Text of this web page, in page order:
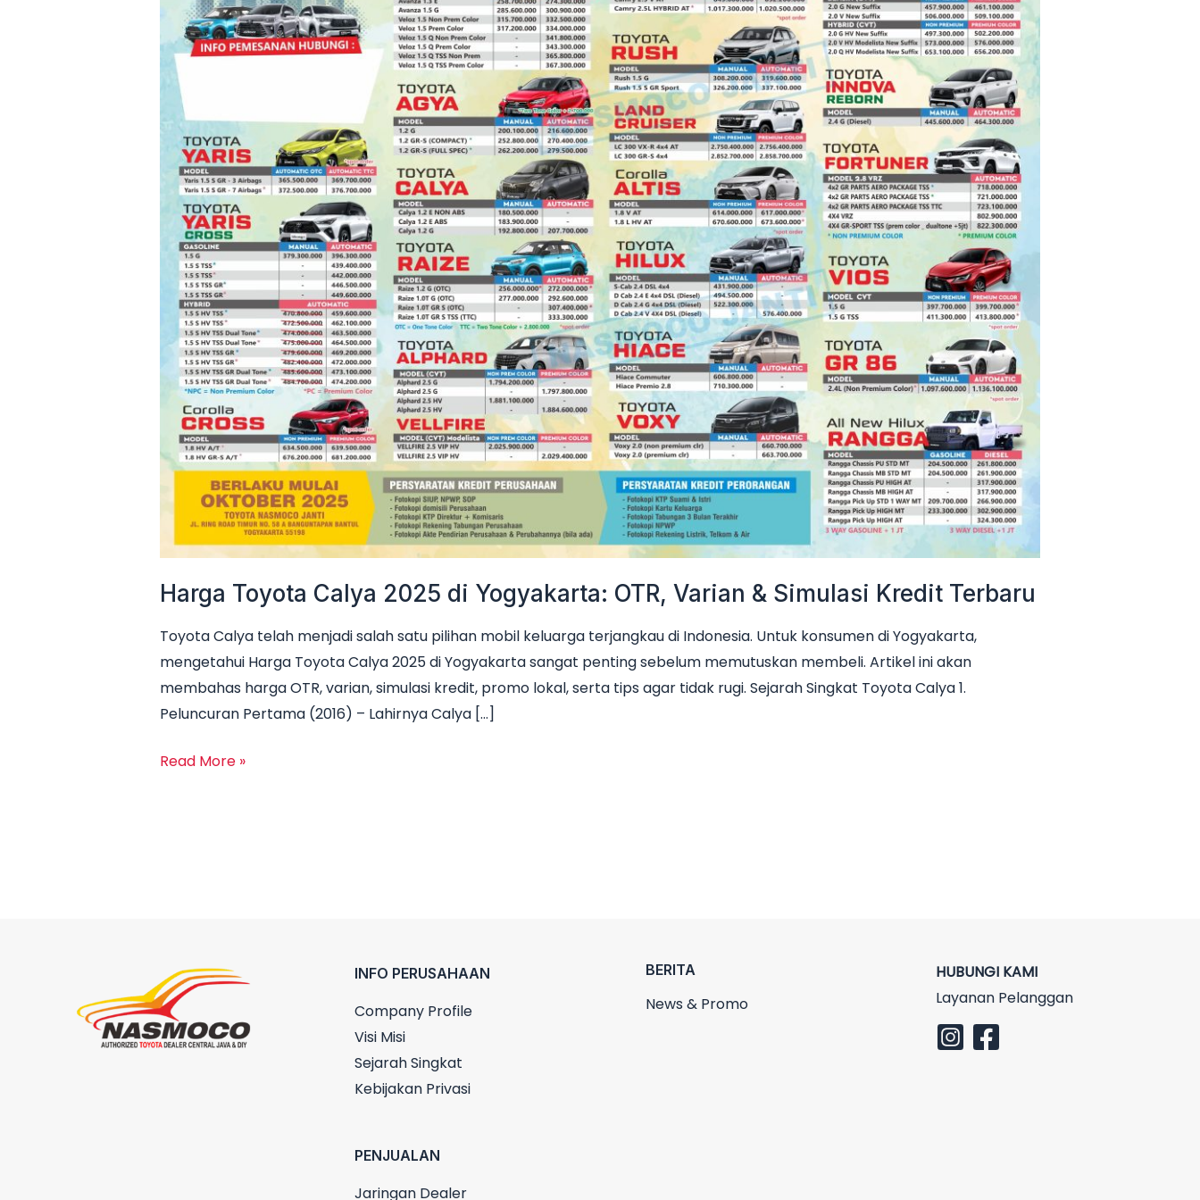
Harga Toyota Calya 2025 di Yogyakarta: OTR, Varian & Simulasi Kredit Terbaru
Toyota Calya telah menjadi salah satu pilihan mobil keluarga terjangkau di Indonesia. Untuk konsumen di Yogyakarta,
mengetahui Harga Toyota Calya 2025 di Yogyakarta sangat penting sebelum memutuskan membeli. Artikel ini akan
membahas harga OTR, varian, simulasi kredit, promo lokal, serta tips agar tidak rugi. Sejarah Singkat Toyota Calya 1.
Peluncuran Pertama (2016) – Lahirnya Calya […]
2025
di
Yogyakarta:
OTR,
Varian
Simulasi
Kredit
Terbaru
Read More »
INFO PERUSAHAAN
Company Profile
Visi Misi
Sejarah Singkat
Kebijakan Privasi
PENJUALAN
Jaringan Dealer
BERITA
News & Promo
HUBUNGI KAMI
Layanan Pelanggan